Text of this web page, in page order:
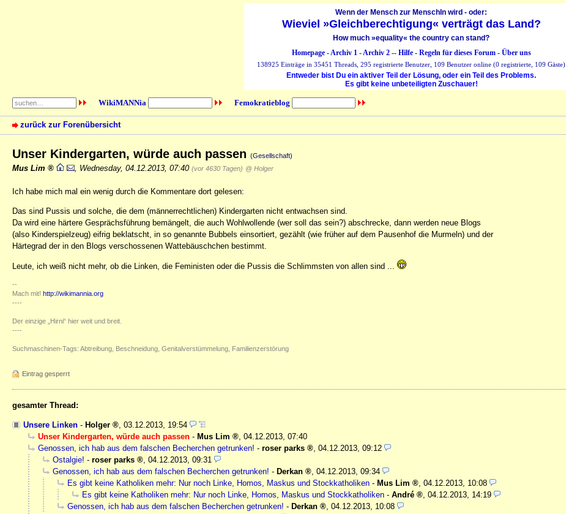
Wenn der Mensch zur MenschIn wird - oder:
Wieviel »Gleichberechtigung« verträgt das Land?
How much »equality« the country can stand?
Homepage-Archiv 1-Archiv 2-- Hilfe- Regeln für dieses Forum- Über uns
138925 Einträge in 35451 Threads, 295 registrierte Benutzer, 109 Benutzer online (0 registrierte, 109 Gäste)
Entweder bist Du ein aktiver Teil der Lösung, oder ein Teil des Problems.
Es gibt keine unbeteiligten Zuschauer!
WikiMANNia Femokratieblog
zurück zur Forenübersicht
Unser Kindergarten, würde auch passen (Gesellschaft)
Mus Lim Wednesday, 04.12.2013, 07:40 (vor 4630 Tagen) @ Holger
Ich habe mich mal ein wenig durch die Kommentare dort gelesen:
Das sind Pussis und solche, die dem (männerrechtlichen) Kindergarten nicht entwachsen sind.
Da wird eine härtere Gesprächsführung bemängelt, die auch Wohlwollende (wer soll das sein?) abschrecke, dann werden neue Blogs
(also Kinderspielzeug) eifrig beklatscht, in so genannte Bubbels einsortiert, gezählt (wie früher auf dem Pausenhof die Murmeln) und der
Härtegrad der in den Blogs verschossenen Wattebäuschchen bestimmt.
Leute, ich weiß nicht mehr, ob die Linken, die Feministen oder die Pussis die Schlimmsten von allen sind ...
--
Mach mit! http://wikimannia.org
----
Der einzige „Hirni“ hier weit und breit.
----
Suchmaschinen-Tags: Abtreibung, Beschneidung, Genitalverstümmelung, Familienzerstörung
Eintrag gesperrt
gesamter Thread:
Unsere Linken - Holger , 03.12.2013, 19:54
Unser Kindergarten, würde auch passen - Mus Lim , 04.12.2013, 07:40
Genossen, ich hab aus dem falschen Becherchen getrunken! - roser parks , 04.12.2013, 09:12
Ostalgie! - roser parks , 04.12.2013, 09:31
Genossen, ich hab aus dem falschen Becherchen getrunken! - Derkan , 04.12.2013, 09:34
Es gibt keine Katholiken mehr: Nur noch Linke, Homos, Maskus und Stockkatholiken - Mus Lim , 04.12.2013, 10:08
Es gibt keine Katholiken mehr: Nur noch Linke, Homos, Maskus und Stockkatholiken - André , 04.12.2013, 14:19
Genossen, ich hab aus dem falschen Becherchen getrunken! - Derkan , 04.12.2013, 10:08